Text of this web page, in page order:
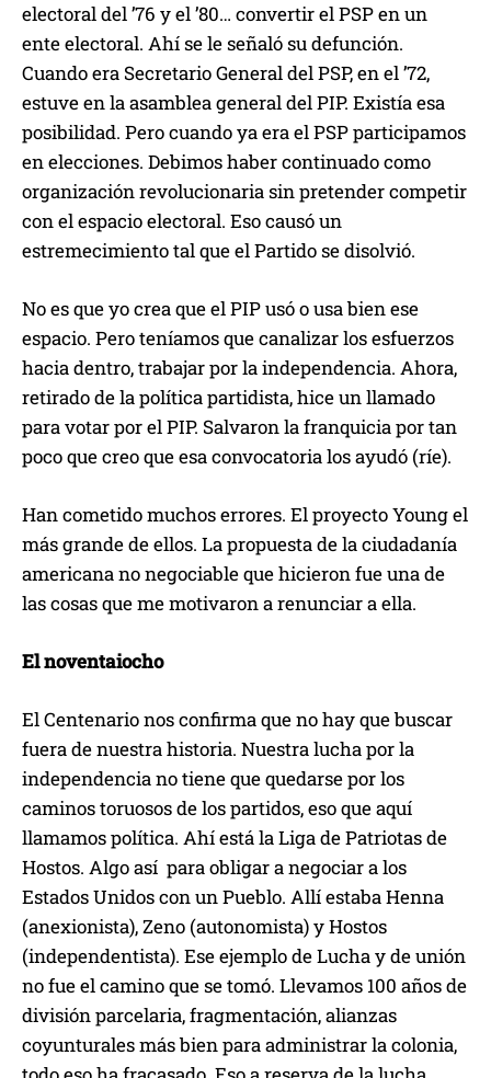
electoral del ’76 y el ’80… convertir el PSP en un
ente electoral. Ahí se le señaló su defunción.
Cuando era Secretario General del PSP, en el ’72,
estuve en la asamblea general del PIP. Existía esa
posibilidad. Pero cuando ya era el PSP participamos
en elecciones. Debimos haber continuado como
organización revolucionaria sin pretender competir
con el espacio electoral. Eso causó un
estremecimiento tal que el Partido se disolvió.
No es que yo crea que el PIP usó o usa bien ese
espacio. Pero teníamos que canalizar los esfuerzos
hacia dentro, trabajar por la independencia. Ahora,
retirado de la política partidista, hice un llamado
para votar por el PIP. Salvaron la franquicia por tan
poco que creo que esa convocatoria los ayudó (ríe).
Han cometido muchos errores. El proyecto Young el
más grande de ellos. La propuesta de la ciudadanía
americana no negociable que hicieron fue una de
las cosas que me motivaron a renunciar a ella.
El noventaiocho
El Centenario nos confirma que no hay que buscar
fuera de nuestra historia. Nuestra lucha por la
independencia no tiene que quedarse por los
caminos toruosos de los partidos, eso que aquí
llamamos política. Ahí está la Liga de Patriotas de
Hostos. Algo así para obligar a negociar a los
Estados Unidos con un Pueblo. Allí estaba Henna
(anexionista), Zeno (autonomista) y Hostos
(independentista). Ese ejemplo de Lucha y de unión
no fue el camino que se tomó. Llevamos 100 años de
división parcelaria, fragmentación, alianzas
coyunturales más bien para administrar la colonia,